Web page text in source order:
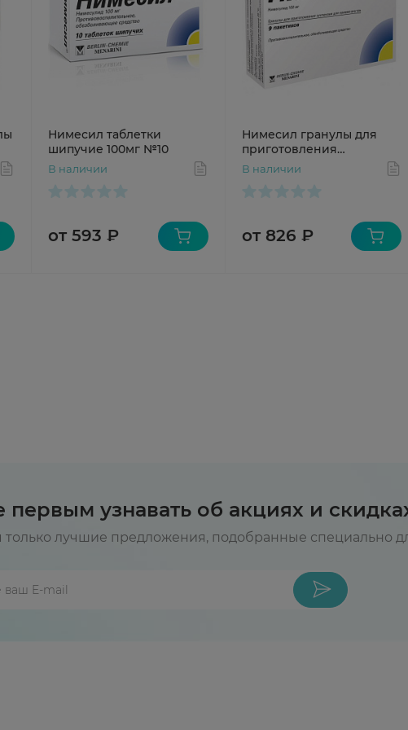
Нимесил таблетки
шипучие 100мг №10
В наличии
от 593 ₽
Нимесил гранулы для
приготовления
суспензии 100мг
В наличии
от 826 ₽
первым узнавать об акциях и
лучшие предложения, подобранные специально